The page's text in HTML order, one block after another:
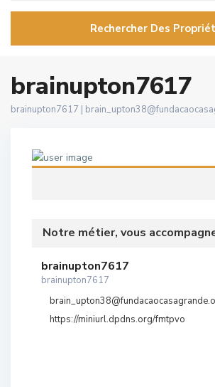
Rechercher Des
brainupton7617
brainupton7617 |
Notre métier, vous
brainupton7617
brainupton7617
https://miniurl.dpdns.org/fmtpvo